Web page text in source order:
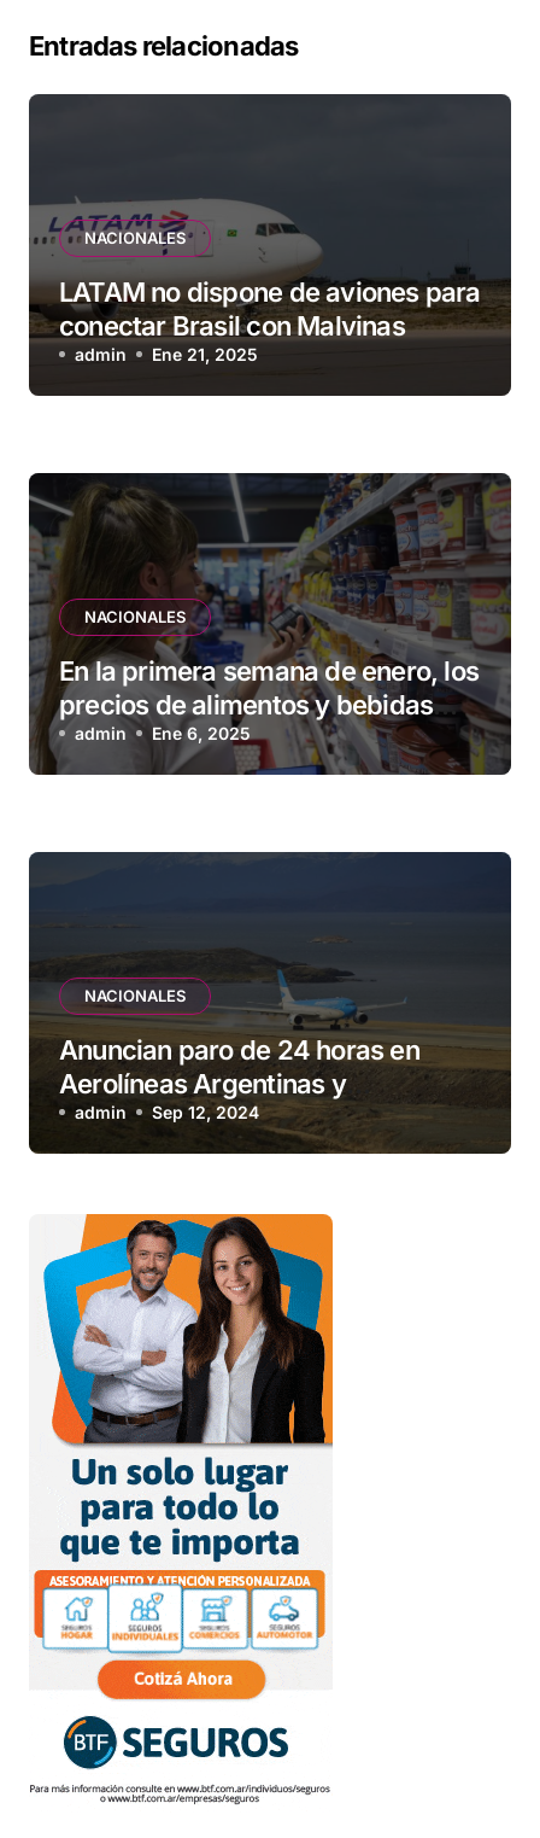
Entradas relacionadas
NACIONALES
LATAM no dispone de aviones para
conectar Brasil con Malvinas
admin Ene 21, 2025
NACIONALES
En la primera semana de enero, los
precios de alimentos y bebidas
subieron 1,2 %
admin Ene 6, 2025
NACIONALES
Anuncian paro de 24 horas en
Aerolíneas Argentinas y
compañías low cost para el
viernes
admin Sep 12, 2024